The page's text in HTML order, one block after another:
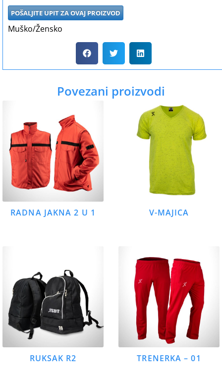
POŠALJITE UPIT ZA OVAJ PROIZVOD
Muško/Žensko
Povezani proizvodi
RADNA JAKNA 2 U 1 V-MAJICA
RUKSAK R2 TRENERKA – 01